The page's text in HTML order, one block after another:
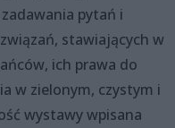
pytań i
stawiających w
ich prawa do
w zielonym, czystym i
wystawy wpisana